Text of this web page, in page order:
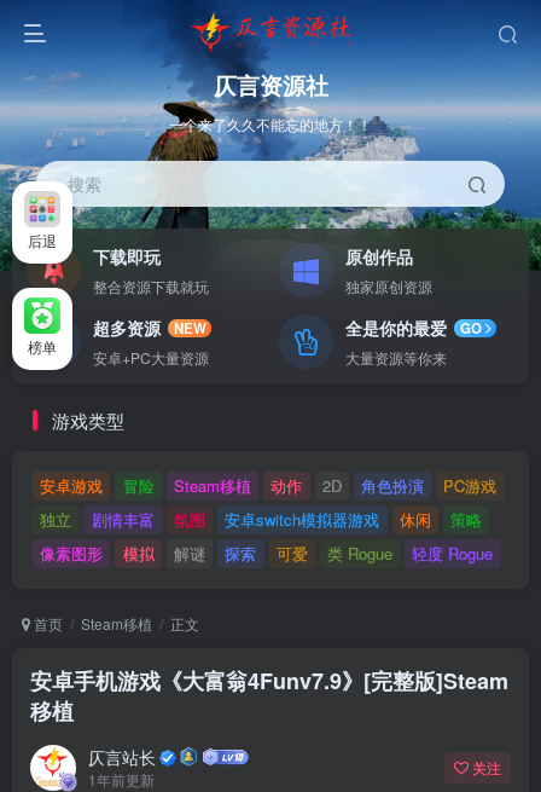
仄言资源社
一个来了久久不能忘的地方！！
搜索
下载即玩
整合资源下载就玩
原创作品
独家原创资源
超多资源
NEW
安卓+PC大量资源
全是你的最爱
GO
大量资源等你来
游戏类型
安卓游戏 冒险 Steam移植 动作 2D 角色扮演
PC游戏
独立
剧情丰富 氛围 安卓switch模拟器游戏 休闲
策略
像素图形
模拟 解谜 探索 可爱 类 Rogue 轻度 Rogue
首页 Steam移植 正文
安卓手机游戏《大富翁4Funv7.9》[完整版]Steam
移植
仄言站长
1年前更新
关注
后退
榜单